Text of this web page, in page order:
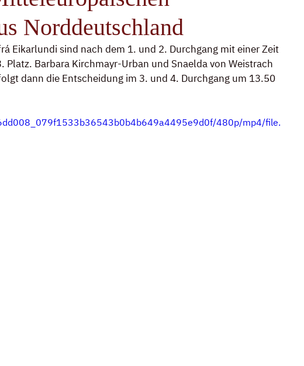
Norddeutschland
Eikarlundi sind nach dem 1. und 2. Durchgang mit einer Zeit
Platz. Barbara Kirchmayr-Urban und Snaelda von Weistrach
dann die Entscheidung im 3. und 4. Durchgang um 13.50
480p/mp4/file.